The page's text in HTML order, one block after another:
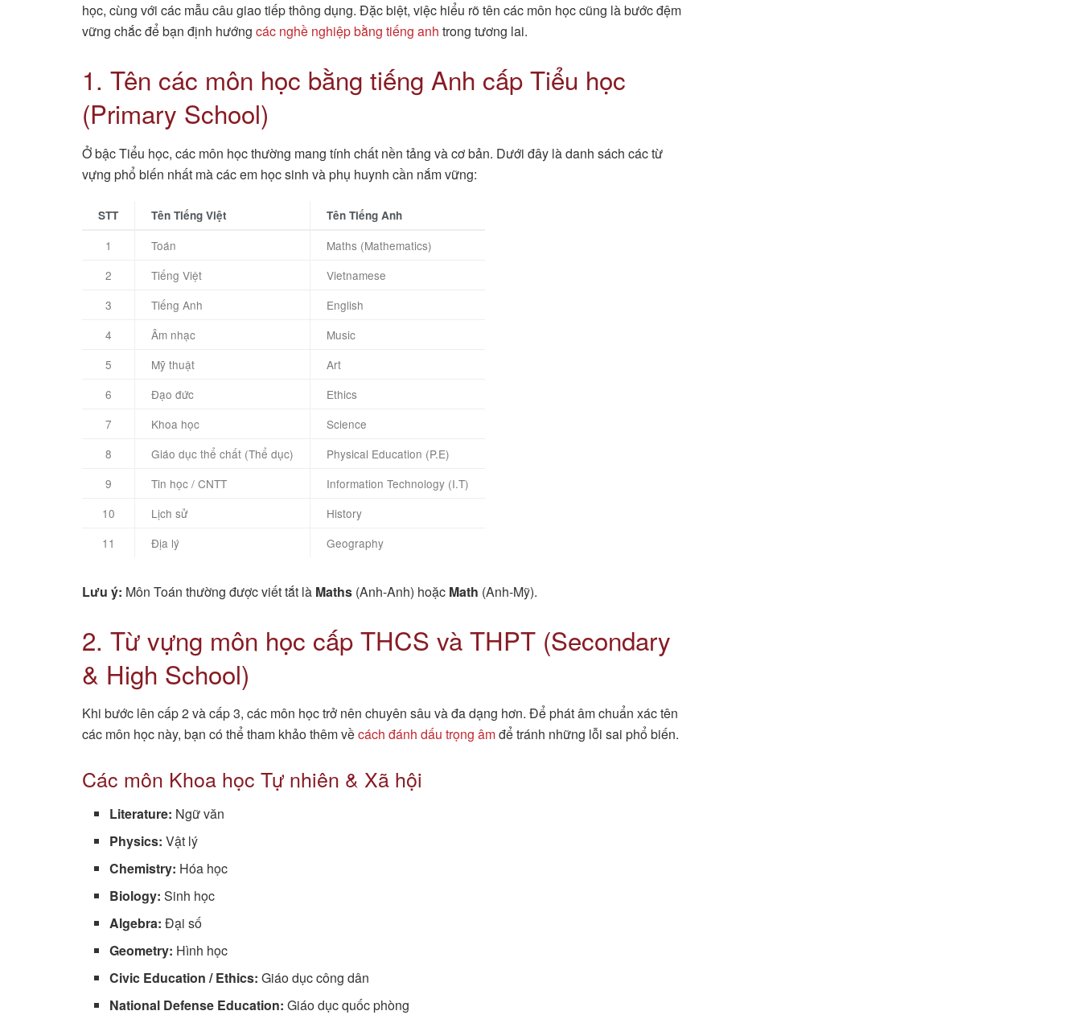
học, cùng với các mẫu câu giao tiếp thông dụng. Đặc biệt, việc hiểu rõ tên các môn học cũng là bước đệm
vững chắc để bạn định hướng các nghề nghiệp bằng tiếng anh trong tương lai.
1. Tên các môn học bằng tiếng Anh cấp Tiểu học
(Primary School)
Ở bậc Tiểu học, các môn học thường mang tính chất nền tảng và cơ bản. Dưới đây là danh sách các từ
vựng phổ biến nhất mà các em học sinh và phụ huynh cần nắm vững:
STT Tên Tiếng Việt Tên Tiếng Anh
1 Toán
Maths (Mathematics)
2
Tiếng Việt
Vietnamese
3
Tiếng Anh
English
4
Âm nhạc
Music
5
Mỹ thuật
Art
6
Đạo đức
Ethics
7
Khoa học
Science
8
Giáo dục thể chất (Thể dục)
Physical Education (P.E)
9
Tin học / CNTT
Information Technology (I.T)
10
Lịch sử
History
11
Địa lý Geography
Lưu ý: Môn Toán thường được viết tắt là Maths (Anh-Anh) hoặc Math (Anh-Mỹ).
2. Từ vựng môn học cấp THCS và THPT (Secondary
& High School)
Khi bước lên cấp 2 và cấp 3, các môn học trở nên chuyên sâu và đa dạng hơn. Để phát âm chuẩn xác tên
các môn học này, bạn có thể tham khảo thêm vềcách đánh dấu trọng âmđể tránh những lỗi sai phổ biến.
Các môn Khoa học Tự nhiên & Xã hội
Literature: Ngữ văn
Physics: Vật lý
Chemistry: Hóa học
Biology: Sinh học
Algebra: Đại số
Geometry: Hình học
Civic Education / Ethics: Giáo dục công dân
National Defense Education: Giáo dục quốc phòng